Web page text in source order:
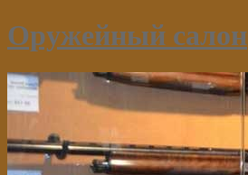
Оружейный салон